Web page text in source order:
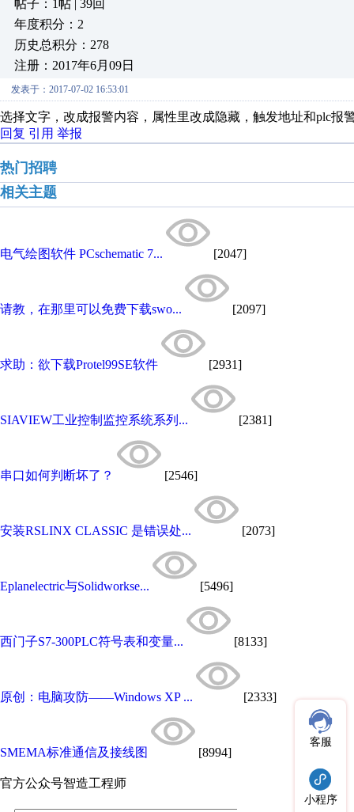
帖子：1帖 | 39回
年度积分：2
历史总积分：278
注册：2017年6月09日
发表于：2017-07-02 16:53:01
选择文字，改成报警内容，属性里改成隐藏，触发地址和plc报
回复 引用 举报
热门招聘
相关主题
电气绘图软件 PCschematic 7... [2047]
请教，在那里可以免费下载swo... [2097]
求助：欲下载Protel99SE软件 [2931]
SIAVIEW工业控制监控系统系列... [2381]
串口如何判断坏了？ [2546]
安装RSLINX CLASSIC 是错误处... [2073]
Eplanelectric与Solidworkse... [5496]
西门子S7-300PLC符号表和变量... [8133]
原创：电脑攻防——Windows XP ... [2333]
SMEMA标准通信及接线图 [8994]
官方公众号智造工程师
客服
小程序